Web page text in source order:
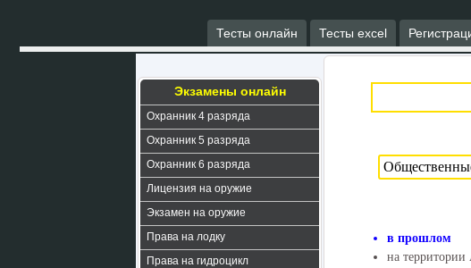
Тесты онлайн Тесты excel
Экзамены онлайн
Охранник 4 разряда
Охранник 5 разряда
Охранник 6 разряда
Лицензия на оружие
Экзамен на оружие
Права на лодку
Права на гидроцикл
в прошлом
на